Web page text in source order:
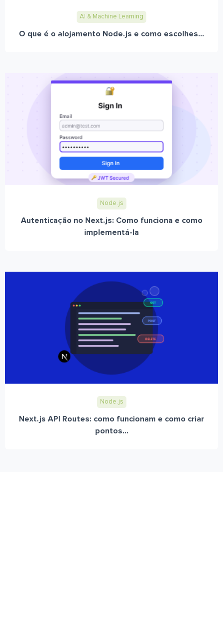
AI & Machine Learning
O que é o alojamento Node.js e como escolhes...
Node.js
Autenticação no Next.js: Como funciona e como
implementá-la
Node.js
Next.js API Routes: como funcionam e como criar
pontos...